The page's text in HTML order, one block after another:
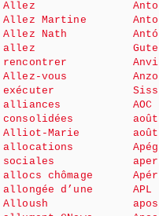
Allez
Allez Martine
Allez Nath
allez
rencontrer
Allez-vous
exécuter
alliances
consolidées
Alliot-Marie
allocations
sociales
allocs chômage
allongée d’une
Alloush
AOC
août
APL